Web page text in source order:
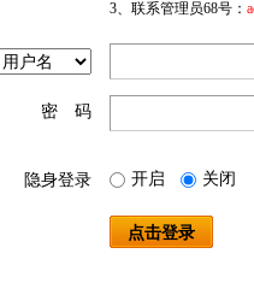
3、联系管理员68号：
密 码
隐身登录 开启 关闭
点击登录